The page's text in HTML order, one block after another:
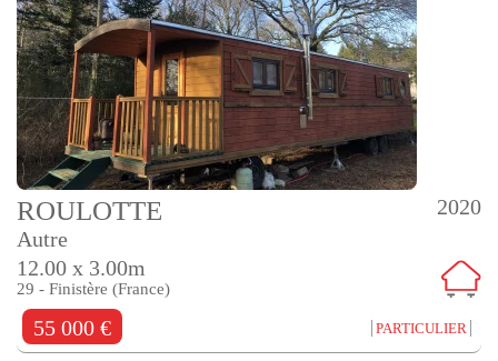
2020
ROULOTTE
Autre
12.00 x 3.00m
29 - Finistère (France)
55 000 € PARTICULIER